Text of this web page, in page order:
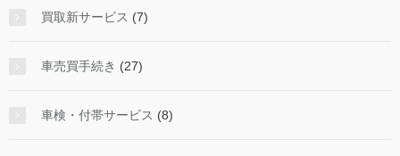
買取新サービス (7)
車売買手続き (27)
車検・付帯サービス (8)